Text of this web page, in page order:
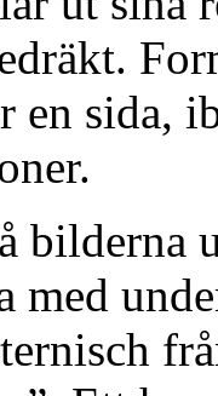
en sida,
bilderna
med